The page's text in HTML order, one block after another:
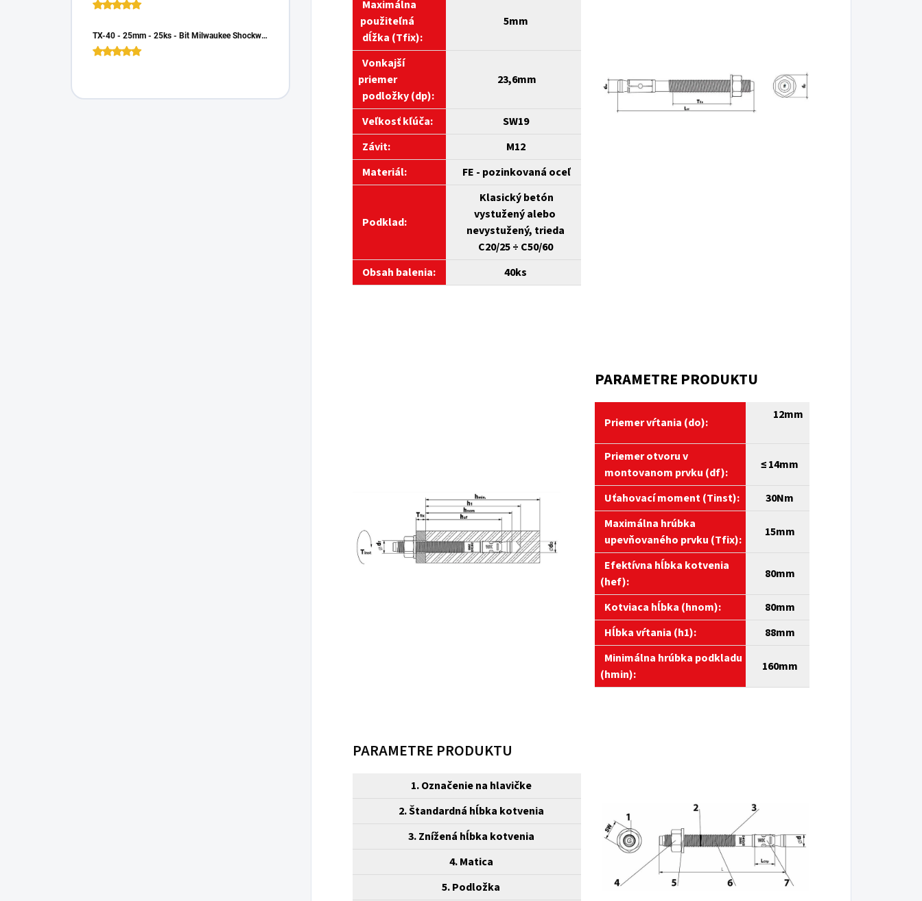
TX-40 - 25mm - 25ks - Bit Milwaukee Shockwave TORX
Maximálna
použiteľná
dĺžka (Tfix):
5mm
Vonkajší
priemer
podložky (dp):
23,6mm
Veľkosťkľúča:
SW19
Závit:
M12
Materiál:
FE - pozinkovaná oceľ
Podklad:
Klasický betón
vystužený alebo
nevystužený, trieda
C20/25 ÷ C50/60
Obsah balenia:
40ks
PARAMETRE PRODUKTU
Priemer vŕtania (do):
12mm
Priemer otvoru v
montovanom prvku (df):
≤ 14mm
Uťahovací moment (Tinst):
30Nm
Maximálna hrúbka
upevňovaného prvku (Tfix):
15mm
Efektívna hĺbka kotvenia
(hef):
80mm
Kotviaca hĺbka (hnom):
80mm
Hĺbka vŕtania (h1):
88mm
Minimálna hrúbka podkladu
(hmin):
160mm
PARAMETRE PRODUKTU
1. Označenie na hlavičke
2.Štandardná hĺbka kotvenia
3.Znížená hĺbka kotvenia
4.Matica
5.Podložka